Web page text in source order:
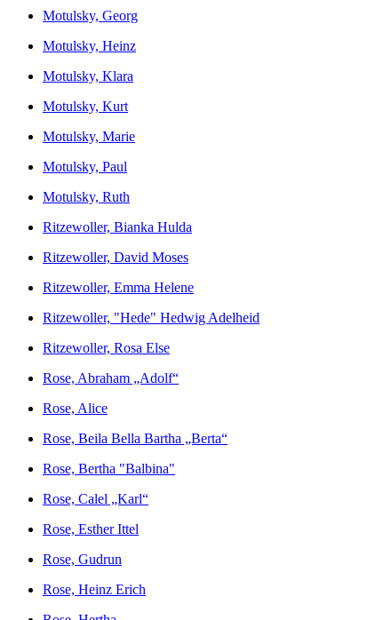
Motulsky, Georg
Motulsky, Heinz
Motulsky, Klara
Motulsky, Kurt
Motulsky, Marie
Motulsky, Paul
Motulsky, Ruth
Ritzewoller, Bianka Hulda
Ritzewoller, David Moses
Ritzewoller, Emma Helene
Ritzewoller, "Hede" Hedwig Adelheid
Ritzewoller, Rosa Else
Rose, Abraham „Adolf“
Rose, Alice
Rose, Beila Bella Bartha „Berta“
Rose, Bertha "Balbina"
Rose, Calel „Karl“
Rose, Esther Ittel
Rose, Gudrun
Rose, Heinz Erich